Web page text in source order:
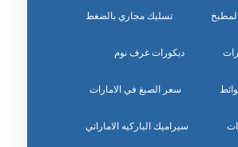
تسليك مجاري بالضغط
ديكورات غرف نوم
سعر الصبغ في الامارات
سيراميك الباركيه الاماراتي